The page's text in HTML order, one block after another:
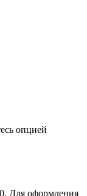
опцией
0. Для оформления